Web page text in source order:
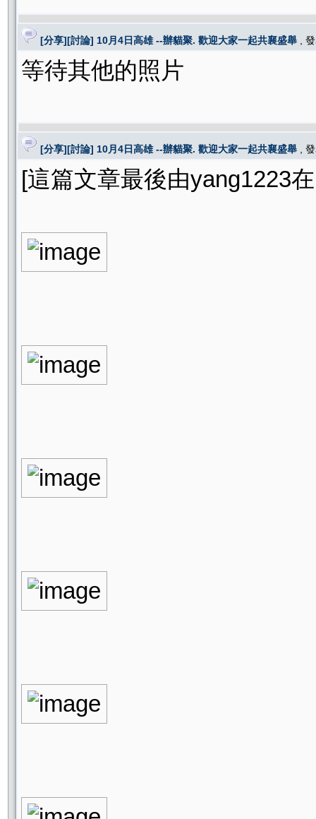
[分享][討論] 10月4日高雄 --辦貓聚. 歡迎大家一起共襄盛舉 ,
等待其他的照片
[分享][討論] 10月4日高雄 --辦貓聚. 歡迎大家一起共襄盛舉 ,
[這篇文章最後由yang1223